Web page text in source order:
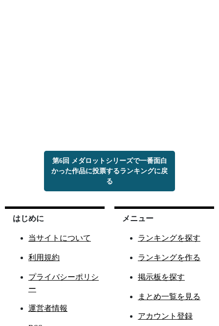
第6回 メダロットシリーズで一番面白
かった作品に投票するランキングに戻
る
はじめに
当サイトについて
利用規約
プライバシーポリシ
ー
運営者情報
メニュー
ランキングを探す
ランキングを作る
掲示板を探す
まとめ一覧を見る
アカウント登録